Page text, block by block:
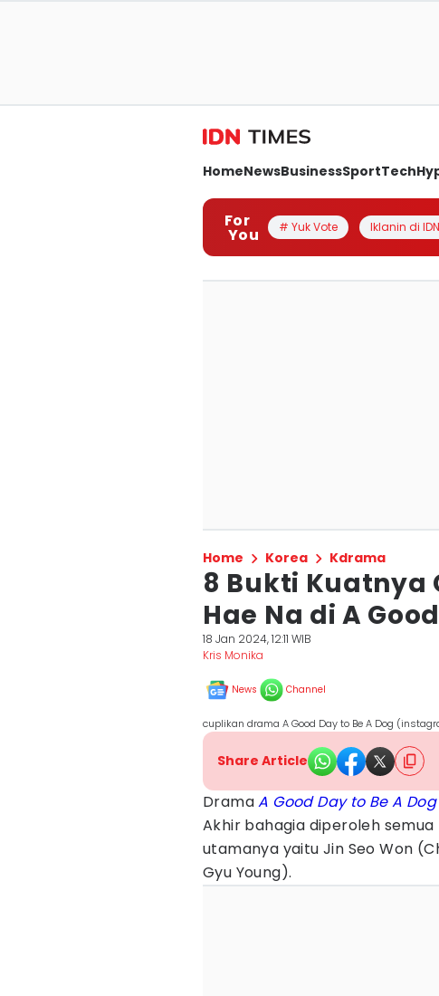
HomeNewsBusinessSportTech
For
You # Yuk Vote Iklanin di IDN
Home Korea Kdrama
8 Bukti Kuatnya
Hae Na di A
18 Jan 2024, 12:11 WIB
Kris Monika
News Channel
cuplikan drama A Good Day to Be A Dog
Share Article
DramaA Good Day to Be A Dog
Akhir bahagia diperoleh
utamanya yaitu Jin Seo Won
Gyu Young).